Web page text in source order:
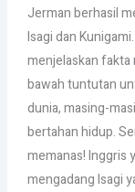
Jerman berhasil
Isagi dan
menjelaskan fakta
bawah tuntutan
dunia, masing-
bertahan hidup.
memanas! Inggris
mengadang Isagi